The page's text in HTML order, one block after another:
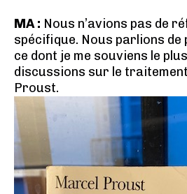
MA : Nous n’avions pas de
spécifique. Nous parlions de
ce dont je me souviens le
discussions sur le
Proust.